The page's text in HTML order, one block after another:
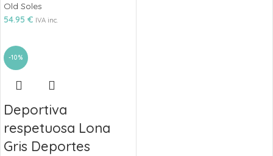
Old Soles
54.95 € IVA inc.
-10%
Deportiva
respetuosa Lona
Gris Deportes